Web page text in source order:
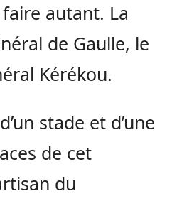
autant. La
de Gaulle, le
Kérékou.
stade et d’une
de cet
du